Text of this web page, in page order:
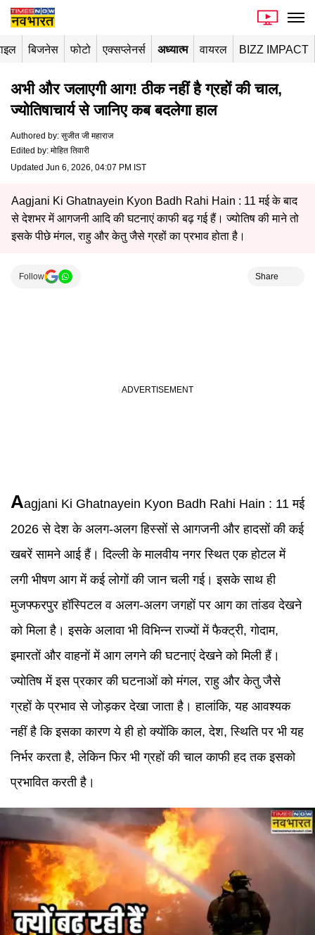
बिजनेस फोटो एक्सप्लेनर्स अध्यात्म वायरल BIZZ IMPACT
अभी और जलाएगी आग! ठीक नहीं है ग्रहों की चाल,
ज्योतिषाचार्य से जानिए कब बदलेगा हाल
Authored by: सुजीत जी महाराज
Edited by: मोहित तिवारी
Updated Jun 6, 2026, 04:07 PM IST
Aagjani Ki Ghatnayein Kyon Badh Rahi Hain : 11 मई के बाद
से देशभर में आगजनी आदि की घटनाएं काफी बढ़ गई हैं। ज्योतिष की माने तो
इसके पीछे मंगल, राहु और केतु जैसे ग्रहों का प्रभाव होता है।
Follow Share
Aagjani Ki Ghatnayein Kyon Badh Rahi Hain : 11 मई
2026 से देश के अलग-अलग हिस्सों से आगजनी और हादसों की कई
खबरें सामने आई हैं। दिल्ली के मालवीय नगर स्थित एक होटल में
लगी भीषण आग में कई लोगों की जान चली गई। इसके साथ ही
मुजफ्फरपुर हॉस्पिटल व अलग-अलग जगहों पर आग का तांडव देखने
को मिला है। इसके अलावा भी विभिन्न राज्यों में फैक्ट्री, गोदाम,
इमारतों और वाहनों में आग लगने की घटनाएं देखने को मिली हैं।
ज्योतिष में इस प्रकार की घटनाओं को मंगल, राहु और केतु जैसे
ग्रहों के प्रभाव से जोड़कर देखा जाता है। हालांकि, यह आवश्यक
नहीं है कि इसका कारण ये ही हो क्योंकि काल, देश, स्थिति पर भी यह
निर्भर करता है, लेकिन फिर भी ग्रहों की चाल काफी हद तक इसको
प्रभावित करती है।